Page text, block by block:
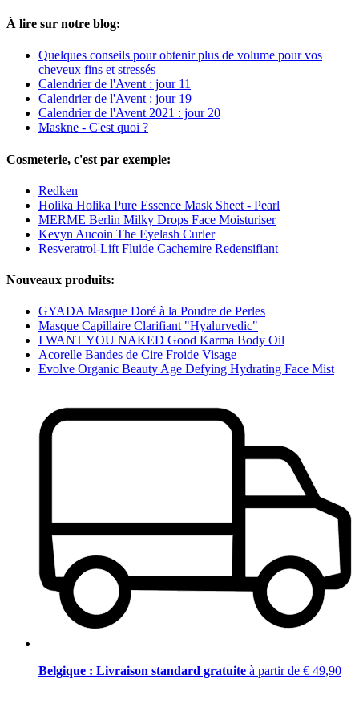
À lire sur notre blog:
Quelques conseils pour obtenir plus de volume pour vos
cheveux fins et stressés
Calendrier de l'Avent : jour 11
Calendrier de l'Avent : jour 19
Calendrier de l'Avent 2021 : jour 20
Maskne - C'est quoi ?
Cosmeterie, c'est par exemple:
Redken
Holika Holika Pure Essence Mask Sheet - Pearl
MERME Berlin Milky Drops Face Moisturiser
Kevyn Aucoin The Eyelash Curler
Resveratrol-Lift Fluide Cachemire Redensifiant
Nouveaux produits:
GYADA Masque Doré à la Poudre de Perles
Masque Capillaire Clarifiant "Hyalurvedic"
I WANT YOU NAKED Good Karma Body Oil
Acorelle Bandes de Cire Froide Visage
Evolve Organic Beauty Age Defying Hydrating Face Mist
Belgique : Livraison standard gratuite à partir de € 49,90